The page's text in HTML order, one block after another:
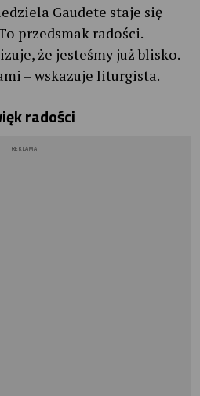
Gaudete staje się
przedsmak radości.
że jesteśmy już blisko.
– wskazuje liturgista.
radości
REKLAMA